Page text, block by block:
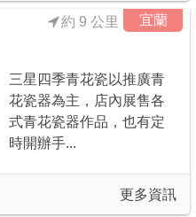
宜蘭
約 9 公里
三星四季青花瓷以推廣青
花瓷器為主，店內展售各
式青花瓷器作品，也有定
時開辦手...
更多資訊